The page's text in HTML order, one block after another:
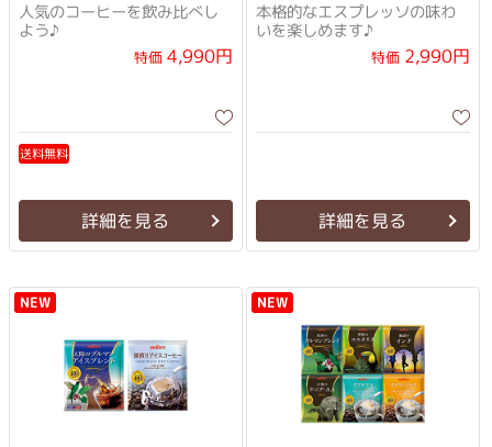
人気のコーヒーを飲み比べし
よう♪
特価4,990円
送料無料
詳細を見る
本格的なエスプレッソの味わ
いを楽しめます♪
特価2,990円
詳細を見る
NEW NEW